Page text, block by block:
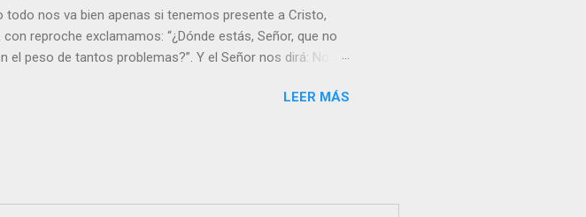
todo nos va bien apenas si tenemos presente a Cristo,
reproche exclamamos: “¿Dónde estás, Señor, que no
peso de tantos problemas?”. Y el Señor nos dirá: No
¿Cómo puedes creer que Yo dejo a nadie sólo con
ha acariciado con su Resurrecc...
LEER MÁS